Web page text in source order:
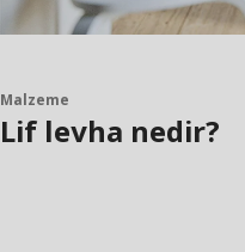
Malzeme
Lif levha nedir?